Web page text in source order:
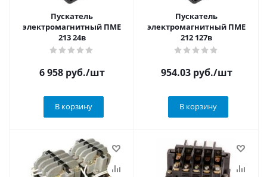
Пускатель
электромагнитный ПМЕ
213 24в
6 958руб./шт
В корзину
Пускатель
электромагнитный ПМЕ
212 127в
954.03руб./шт
В корзину